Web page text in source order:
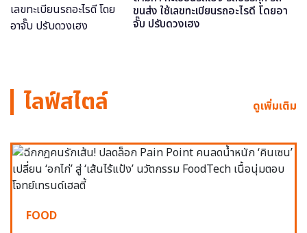
ขนส่ง ใช้เลขทะเบียนรถอะไรดี โดยอา
จั๊บ ปรับดวงเฮง
ไลฟ์สไตล์ ดูเพิ่มเติม
FOOD